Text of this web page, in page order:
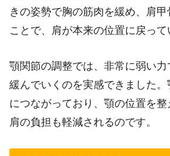
きの姿勢で胸の筋肉を緩め、肩
ことで、肩が本来の位置に戻って
顎関節の調整では、非常に弱い
緩んでいくのを実感できました
につながっており、顎の位置を
肩の負担も軽減されるのです。